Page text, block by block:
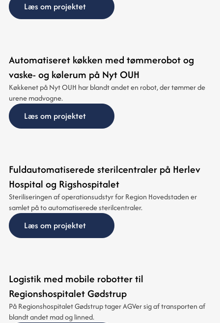
Læs om projektet
Automatiseret køkken med tømmerobot og
vaske- og kølerum på Nyt OUH
Køkkenet på Nyt OUH har blandt andet en robot, der tømmer de
urene madvogne.
Læs om projektet
Fuldautomatiserede sterilcentraler på Herlev
Hospital og Rigshospitalet
Steriliseringen af operationsudstyr for Region Hovedstaden er
samlet på to automatiserede sterilcentraler.
Læs om projektet
Logistik med mobile robotter til
Regionshospitalet Gødstrup
På Regionshospitalet Gødstrup tager AGVer sig af transporten af
blandt andet mad og linned.